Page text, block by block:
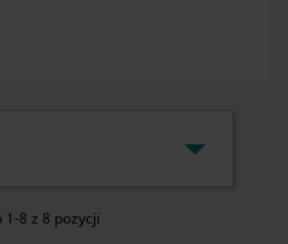

1-8 z 8 pozycji